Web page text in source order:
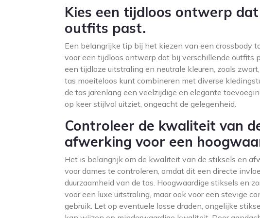
Kies een tijdloos ontwerp
outfits past.
Een belangrijke tip bij het kiezen van een crossbody
voor een tijdloos ontwerp dat bij verschillende outfits
een tijdloze uitstraling en neutrale kleuren, zoals
tas moeiteloos kunt combineren met diverse
de tas jarenlang een veelzijdige en elegante
op keer stijlvol uitziet, ongeacht de gelegenheid.
Controleer de kwaliteit van
afwerking voor een
Het is belangrijk om de kwaliteit van de stiksels en
voor dames te controleren, omdat dit een directe
duurzaamheid van de tas. Hoogwaardige stiksels en
voor een luxe uitstraling, maar ook voor een stevige
gebruik. Let op eventuele losse draden, ongelijke